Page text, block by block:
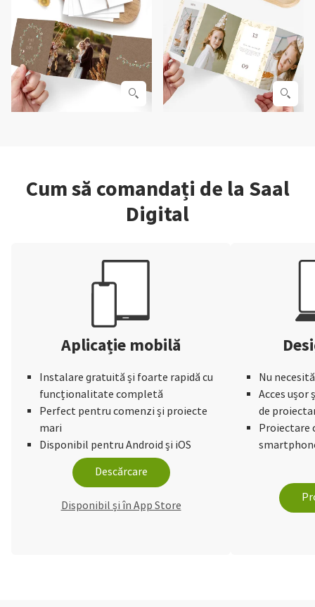
Cum să comandați de la Saal
Digital
Aplicație mobilă
Instalare gratuită și foarte rapidă cu
funcționalitate completă
Perfect pentru comenzi și proiecte
mari
Disponibil pentru Android și iOS
Descărcare
Disponibil și în App Store
Nu
Acces
de
Proiectare